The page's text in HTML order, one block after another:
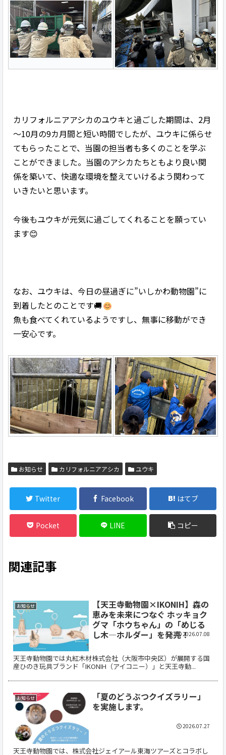
カリフォルニアアシカのユウキと過ごした期間は、2月
～10月の9カ月間と短い時間でしたが、ユウキに係らせ
てもらったことで、当園の担当者も多くのことを学ぶ
ことができました。当園のアシカたちともより良い関
係を築いて、快適な環境を整えていけるよう関わって
いきたいと思います。
今後もユウキが元気に過ごしてくれることを願ってい
ます😊
なお、ユウキは、今日の昼過ぎに”いしかわ動物園”に
到着したとのことです🚚
魚も食べてくれているようですし、無事に移動ができ
一安心です。
お知らせ カリフォルニアアシカ ユウキ
Twitter Facebook はてブ
Pocket LINE コピー
関連記事
お知らせ
【天王寺動物園×IKONIH】森の
恵みを未来につなぐ ホッキョク
グマ「ホウちゃん」の「めじる
し木―ホルダー」を発売！
天王寺動物園では丸紅木材株式会社（大阪市中央区）が展開する国
産ひのき玩具ブランド「IKONIH（アイコニー）」と天王寺動...
2026.07.08
お知らせ
「夏のどうぶつクイズラリー」
を実施します。
天王寺動物園では、株式会社ジェイアール東海ツアーズとコラボし
2026.07.27